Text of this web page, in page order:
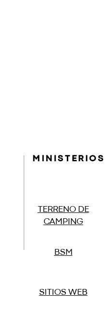
MINISTERIOS
TERRENO DE
CAMPING
BSM
SITIOS WEB